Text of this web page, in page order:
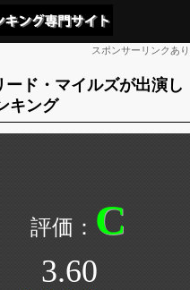
スポンサーリンクあり
ド・マイルズが出演し
キング
C
3.60